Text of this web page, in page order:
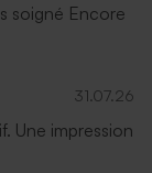
soigné Encore
31.07.26
Une impression